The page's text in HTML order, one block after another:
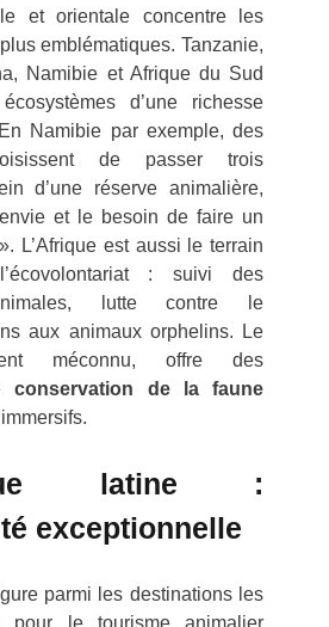
et orientale concentre les
emblématiques. Tanzanie,
Namibie et Afrique du Sud
d’une richesse
Namibie par exemple, des
de passer trois
d’une réserve animalière,
et le besoin de faire un
L’Afrique est aussi le terrain
: suivi des
lutte contre le
aux animaux orphelins. Le
méconnu, offre des
conservation de la faune
latine :
exceptionnelle
parmi les destinations les
pour le tourisme animalier